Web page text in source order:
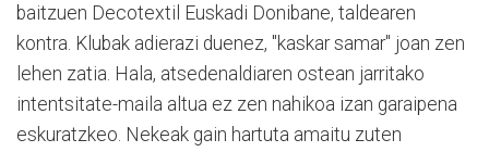
baitzuen Decotextil Euskadi Donibane, taldearen
kontra. Klubak adierazi duenez, "kaskar samar" joan zen
lehen zatia. Hala, atsedenaldiaren ostean jarritako
intentsitate-maila altua ez zen nahikoa izan garaipena
eskuratzkeo. Nekeak gain hartuta amaitu zuten